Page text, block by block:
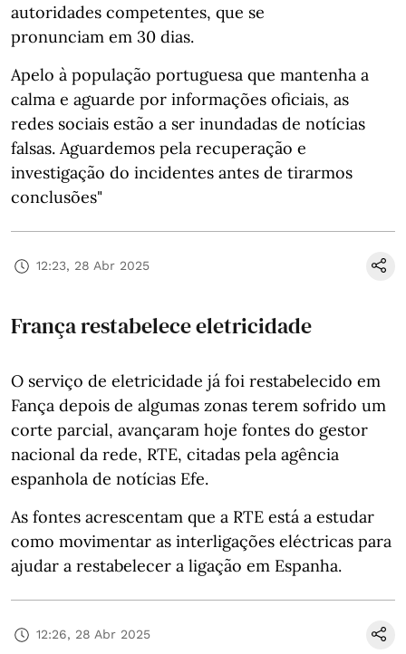
autoridades competentes, que se
pronunciam em 30 dias.
Apelo à população portuguesa que mantenha a
calma e aguarde por informações oficiais, as
redes sociais estão a ser inundadas de notícias
falsas. Aguardemos pela recuperação e
investigação do incidentes antes de tirarmos
conclusões"
12:23, 28 Abr 2025
França restabelece eletricidade
O serviço de eletricidade já foi restabelecido em
Fança depois de algumas zonas terem sofrido um
corte parcial, avançaram hoje fontes do gestor
nacional da rede, RTE, citadas pela agência
espanhola de notícias Efe.
As fontes acrescentam que a RTE está a estudar
como movimentar as interligações eléctricas para
ajudar a restabelecer a ligação em Espanha.
12:26, 28 Abr 2025